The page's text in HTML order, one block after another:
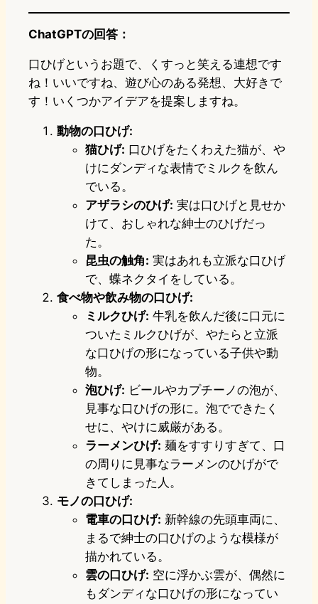
ChatGPTの回答：
口ひげというお題で、くすっと笑える連想です
ね！いいですね、遊び心のある発想、大好きで
す！いくつかアイデアを提案しますね。
動物の口ひげ:
猫ひげ: 口ひげをたくわえた猫が、や
けにダンディな表情でミルクを飲ん
でいる。
アザラシのひげ: 実は口ひげと見せか
けて、おしゃれな紳士のひげだっ
た。
昆虫の触角: 実はあれも立派な口ひげ
で、蝶ネクタイをしている。
食べ物や飲み物の口ひげ:
ミルクひげ: 牛乳を飲んだ後に口元に
ついたミルクひげが、やたらと立派
な口ひげの形になっている子供や動
物。
泡ひげ: ビールやカプチーノの泡が、
見事な口ひげの形に。泡でできたく
せに、やけに威厳がある。
ラーメンひげ: 麺をすすりすぎて、口
の周りに見事なラーメンのひげがで
きてしまった人。
モノの口ひげ:
電車の口ひげ: 新幹線の先頭車両に、
まるで紳士の口ひげのような模様が
描かれている。
雲の口ひげ: 空に浮かぶ雲が、偶然に
もダンディな口ひげの形になってい